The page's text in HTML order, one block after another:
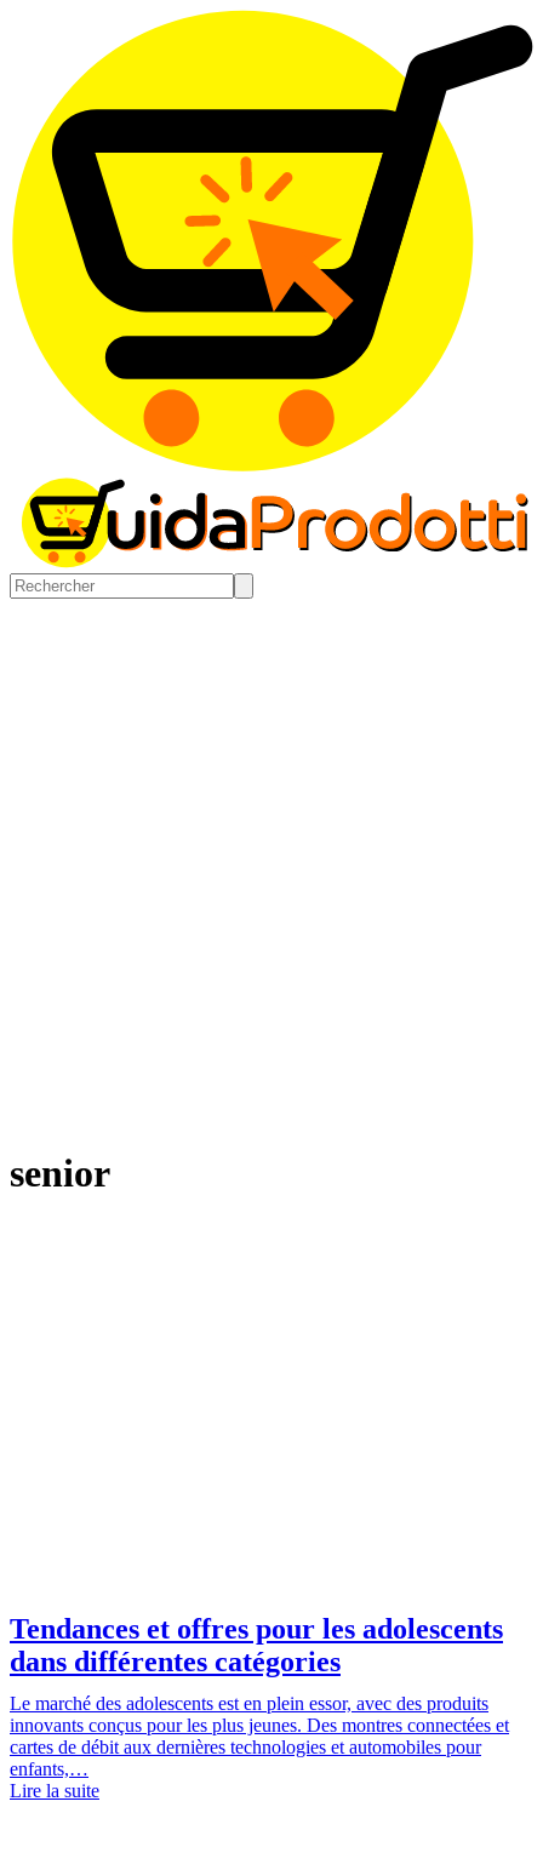
senior
Tendances et offres pour les adolescents
dans différentes catégories
Le marché des adolescents est en plein essor, avec des produits
innovants conçus pour les plus jeunes. Des montres connectées et
cartes de débit aux dernières technologies et automobiles pour
enfants,…
Lire la suite